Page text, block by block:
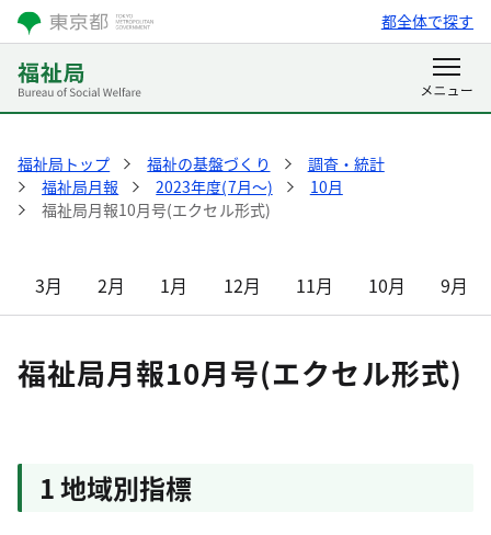
都全体で探す
福祉局トップ 福祉の基盤づくり
調査・統計
福祉局月報
2023年度(7月～)
10月
福祉局月報10月号(エクセル形式)
3月 2月 1月 12月 11月 10月 9月
福祉局月報10月号(エクセル形式)
1 地域別指標